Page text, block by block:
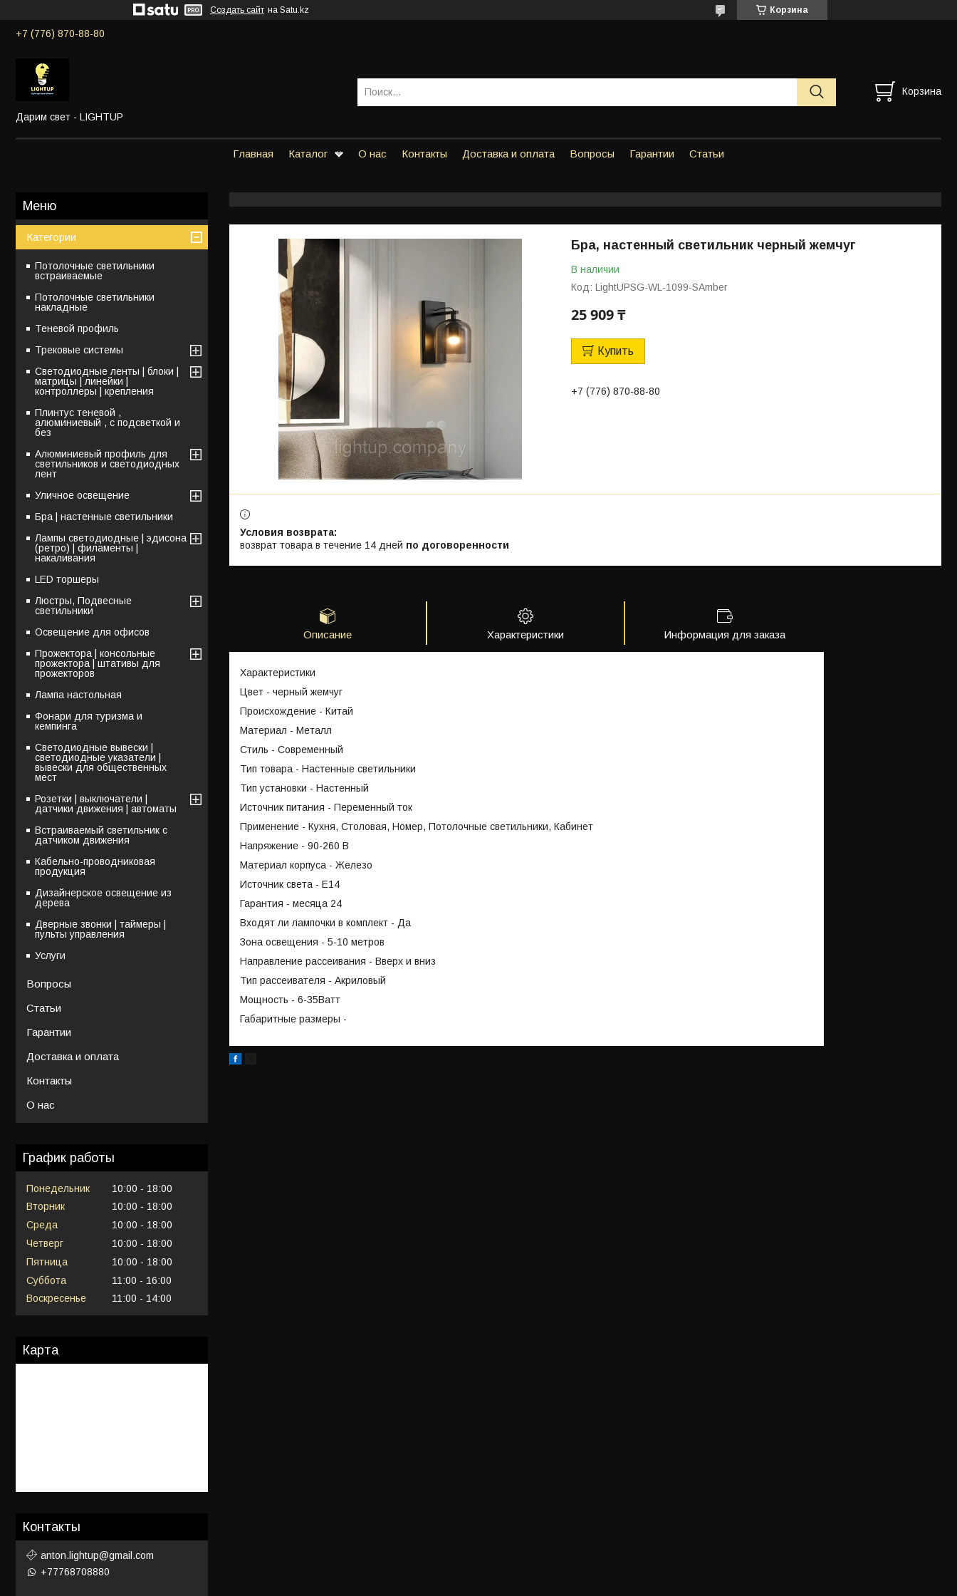
Создать сайт на Satu.kz Корзина
+7 (776) 870-88-80
Дарим свет - LIGHTUP
Корзина
Главная Каталог О нас Контакты Доставка и оплата Вопросы Гарантии Статьи
Бра, настенный светильник черный жемчуг
В наличии
Код: LightUPSG-WL-1099-SAmber
25 909 ₸
Купить
+7 (776) 870-88-80
возврат товара в течение 14 дней по договоренности
Описание Характеристики Информация для заказа
Характеристики
Цвет - черный жемчуг
Происхождение - Китай
Материал - Металл
Стиль - Современный
Тип товара - Настенные светильники
Тип установки - Настенный
Источник питания - Переменный ток
Применение - Кухня, Столовая, Номер, Потолочные светильники, Кабинет
Напряжение - 90-260 В
Материал корпуса - Железо
Источник света - Е14
Гарантия - месяца 24
Входят ли лампочки в комплект - Да
Зона освещения - 5-10 метров
Направление рассеивания - Вверх и вниз
Тип рассеивателя - Акриловый
Мощность - 6-35Ватт
Габаритные размеры -
Категории
Потолочные светильники
встраиваемые
Потолочные светильники
накладные
Теневой профиль
Трековые системы
Светодиодные ленты | блоки |
матрицы | линейки |
контроллеры | крепления
Плинтус теневой ,
алюминиевый , с подсветкой и
без
Алюминиевый профиль для
светильников и светодиодных
лент
Уличное освещение
Бра | настенные светильники
Лампы светодиодные | эдисона
(ретро) | филаменты |
накаливания
LED торшеры
Люстры, Подвесные
светильники
Освещение для офисов
Прожектора | консольные
прожектора | штативы для
прожекторов
Лампа настольная
Фонари для туризма и
кемпинга
Светодиодные вывески |
светодиодные указатели |
вывески для общественных
мест
Розетки | выключатели |
датчики движения | автоматы
Встраиваемый светильник с
датчиком движения
Кабельно-проводниковая
продукция
Дизайнерское освещение из
дерева
Дверные звонки | таймеры |
пульты управления
Услуги
Вопросы
Статьи
Гарантии
Доставка и оплата
Контакты
О нас
График работы
Понедельник 10:00
18:00
Вторник
10:00
18:00
Среда
10:00
18:00
Четверг
10:00
18:00
Пятница
10:00
18:00
Суббота
11:00
16:00
Воскресенье
11:00 14:00
Карта
Контакты
anton.lightup@gmail.com
+77768708880